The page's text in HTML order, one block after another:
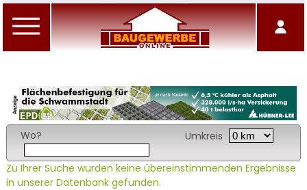
Wo? Umkreis
Zu Ihrer Suche wurden keine übereinstimmenden Ergebnisse
in unserer Datenbank gefunden.